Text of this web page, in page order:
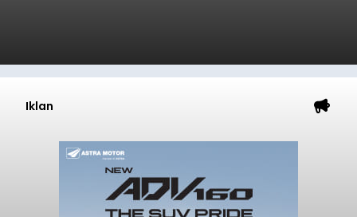
Iklan